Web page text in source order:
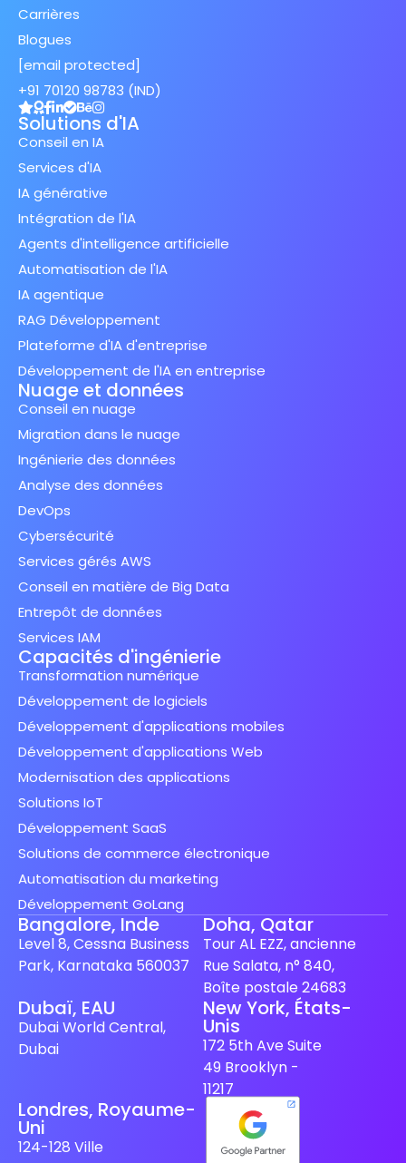
Carrières
Blogues
[email protected]
+91 70120 98783 (IND)
Solutions d'IA
Conseil en IA
Services d'IA
IA générative
Intégration de l'IA
Agents d'intelligence artificielle
Automatisation de l'IA
IA agentique
RAG Développement
Plateforme d'IA d'entreprise
Développement de l'IA en entreprise
Nuage et données
Conseil en nuage
Migration dans le nuage
Ingénierie des données
Analyse des données
DevOps
Cybersécurité
Services gérés AWS
Conseil en matière de Big Data
Entrepôt de données
Services IAM
Capacités d'ingénierie
Transformation numérique
Développement de logiciels
Développement d'applications mobiles
Développement d'applications Web
Modernisation des applications
Solutions IoT
Développement SaaS
Solutions de commerce électronique
Automatisation du marketing
Développement GoLang
Bangalore, Inde
Level 8, Cessna Business
Park, Karnataka 560037
Doha, Qatar
Tour AL EZZ, ancienne
Rue Salata, n° 840,
Boîte postale 24683
Dubaï, EAU
Dubai World Central,
Dubai
New York, États-
Unis
172 5th Ave Suite
49 Brooklyn -
11217
Londres, Royaume-
Uni
124-128 Ville
Japanese
Dutch
Spanish (Spain)